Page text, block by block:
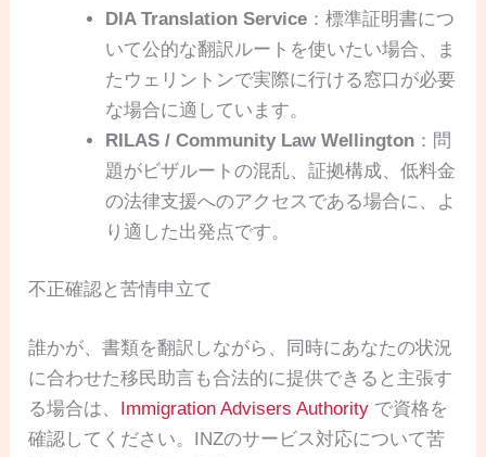
DIA Translation Service ：標準証明書につ
いて公的な翻訳ルートを使いたい場合、ま
たウェリントンで実際に行ける窓口が必要
な場合に適しています。
RILAS / Community Law Wellington ：問
題がビザルートの混乱、証拠構成、低料金
の法律支援へのアクセスである場合に、よ
り適した出発点です。
不正確認と苦情申立て
誰かが、書類を翻訳しながら、同時にあなたの状況
に合わせた移民助言も合法的に提供できると主張す
る場合は、 Immigration Advisers Authority で資格を
確認してください。INZのサービス対応について苦